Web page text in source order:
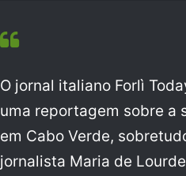
O jornal italiano Forlì
uma reportagem sobre a
em Cabo Verde,
jornalista Maria de